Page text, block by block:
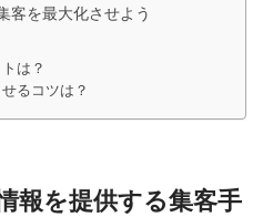
客を最大化させよう
は？
るコツは？
報を提供する集客手